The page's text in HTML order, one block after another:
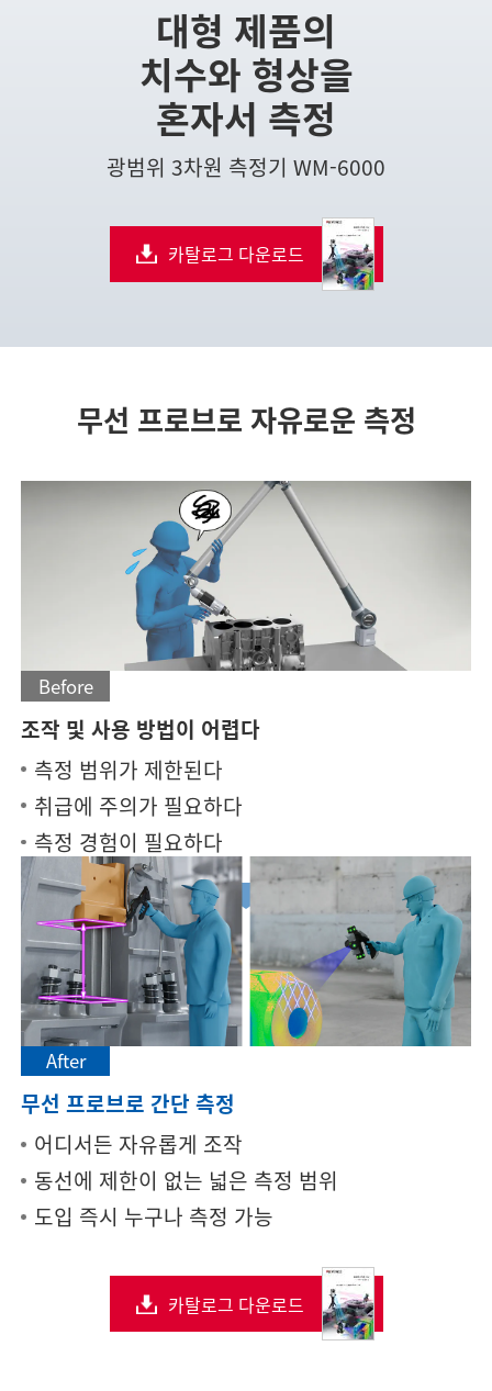
대형 제품의
치수와 형상을
혼자서 측정
광범위 3차원 측정기 WM-6000
카탈로그 다운로드
무선 프로브로 자유로운 측정
Before
조작 및 사용 방법이 어렵다
측정 범위가 제한된다
취급에 주의가 필요하다
측정 경험이 필요하다
After
무선 프로브로 간단 측정
어디서든 자유롭게 조작
동선에 제한이 없는 넓은 측정 범위
도입 즉시 누구나 측정 가능
카탈로그 다운로드